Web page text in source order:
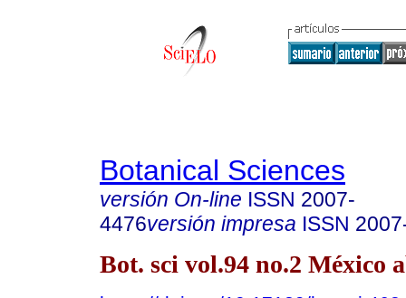
Botanical Sciences
versión On-line ISSN 2007-
4476versión impresa ISSN
Bot. sci vol.94 no.2 México